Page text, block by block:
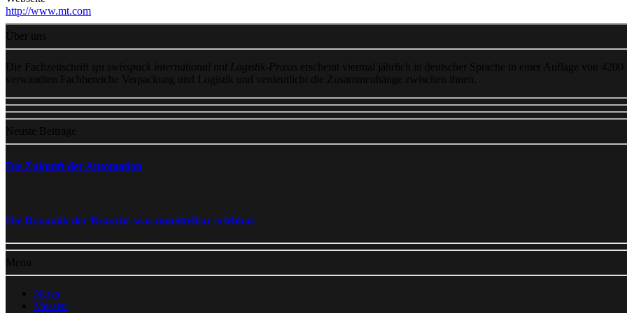
http://www.mt.com
Über uns
Die Fachzeitschrift spi swisspack international mit Logistik-Praxis erscheint viermal jährlich in deutscher Sprache in einer Auflage von
verwandten Fachbereiche Verpackung und Logistik und verdeutlicht die Zusammenhänge zwischen ihnen.
Neuste Beiträge
Die Zukunft der Automation
Die Dynamik der Branche war unmittelbar erlebbar
Menu
News
Messen